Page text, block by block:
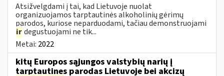
Atsižvelgdami į tai, kad Lietuvoje nuolat
organizuojamos tarptautinės alkoholinių gėrimų
parodos, kuriose neparduodami, tačiau demonstruojami
irdegustuojami ne tik...
Metai: 2022
kitų Europos sąjungos valstybių narių į
tarptautines parodas Lietuvoje bei akcizų